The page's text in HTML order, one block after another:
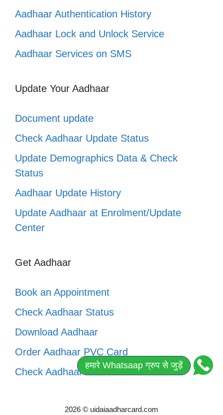
Aadhaar Authentication History
Aadhaar Lock and Unlock Service
Aadhaar Services on SMS
Update Your Aadhaar
Document update
Check Aadhaar Update Status
Update Demographics Data & Check
Status
Aadhaar Update History
Update Aadhaar at Enrolment/Update
Center
Get Aadhaar
Book an Appointment
Check Aadhaar Status
Download Aadhaar
Order Aadhaar PVC Card
Check Aadhaar PVC Card Status
2026 © uidaiaadharcard.com
हमारे Whatsaap ग्रुप से जुड़ें